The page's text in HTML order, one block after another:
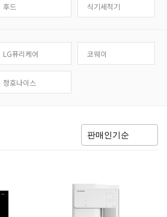
후드 식기세척기
LG퓨리케어 코웨이
청호나이스